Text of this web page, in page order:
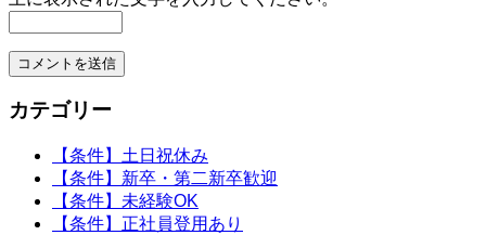
カテゴリー
【条件】土日祝休み
【条件】新卒・第二新卒歓迎
【条件】未経験OK
【条件】正社員登用あり